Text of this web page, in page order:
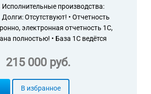
Исполнительные производства:
Долги: Отсутствуют! • Отчетность
электронная отчетность 1С,
полностью! • База 1С ведётся
215 000 руб.
В избранное